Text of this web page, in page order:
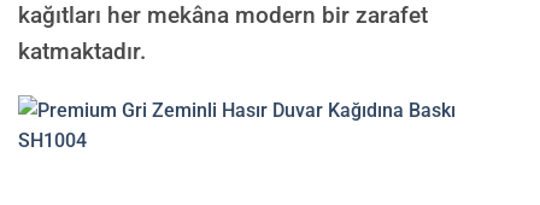
kağıtları her mekâna modern bir zarafet
katmaktadır.